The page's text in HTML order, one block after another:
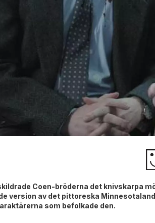
Coen-bröderna det knivskarpa
version av det pittoreska
som befolkade den.